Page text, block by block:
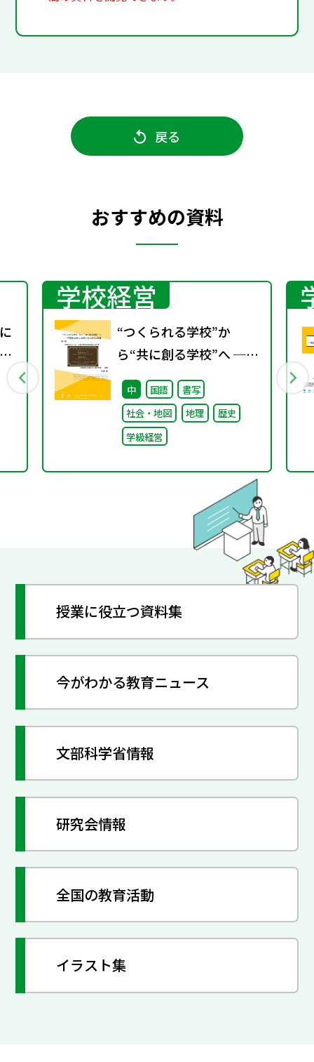
戻る
おすすめの資料
学校経営
“つくられる学校”か
ら“共に創る学校”へ ──
不確実な時代に応答する
小津中の実践 第二回
「学校のコンパス」生徒
が創る学校の最上位方針
中 国語
書写
社会・地図
地理
歴史
学級経営
授業に役立つ資料集
今がわかる教育ニュース
文部科学省情報
研究会情報
全国の教育活動
イラスト集